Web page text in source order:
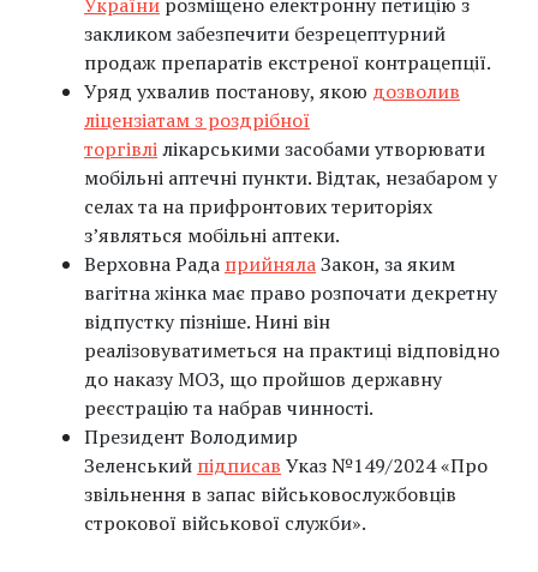
закликом забезпечити безрецептурний
продаж препаратів екстреної контрацепції.
Уряд ухвалив постанову, якою дозволив
ліцензіатам з роздрібної
торгівлілікарськими засобами утворювати
мобільні аптечні пункти. Відтак, незабаром у
селах та на прифронтових територіях
з’являться мобільні аптеки.
Верховна Рада прийнялаЗакон, за яким
вагітна жінка має право розпочати декретну
відпустку пізніше. Нині він
реалізовуватиметься на практиці відповідно
до наказу МОЗ, що пройшов державну
реєстрацію та набрав чинності.
Президент Володимир
Зеленський підписав Указ №149/2024 «Про
звільнення в запас військовослужбовців
строкової військової служби».